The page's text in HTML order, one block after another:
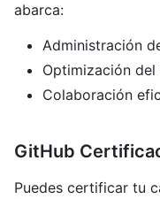
abarca:
Administración
Optimización
Colaboración
GitHub
Puedes certificar tu